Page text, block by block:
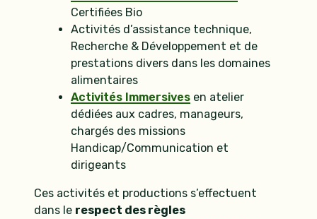
Certifiées Bio
Activités d’assistance technique,
Recherche & Développement et de
prestations divers dans les domaines
alimentaires
Activités Immersives en atelier
dédiées aux cadres, manageurs,
chargés des missions
Handicap/Communication et
dirigeants
Ces activités et productions s’effectuent
dans le respect des règles